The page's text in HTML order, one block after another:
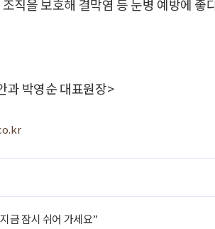
직을 보호해 결막염 등 눈병 예방에 좋
과 박영순 대표원장>
금 잠시 쉬어 가세요”